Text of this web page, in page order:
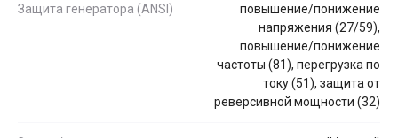
Защита генератора (ANSI)
повышение/понижение
напряжения (27/59),
повышение/понижение
частоты (81), перегрузка по
току (51), защита от
реверсивной мощности (32)